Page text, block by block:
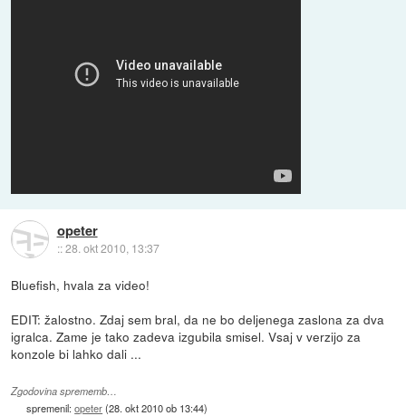
opeter
::28. okt 2010, 13:37
Bluefish, hvala za video!
EDIT: žalostno. Zdaj sem bral, da ne bo deljenega zaslona za dva
igralca. Zame je tako zadeva izgubila smisel. Vsaj v verzijo za
konzole bi lahko dali ...
Zgodovina sprememb…
spremenil:opeter(28. okt 2010 ob 13:44)